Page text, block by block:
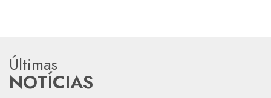
Últimas
NOTÍCIAS